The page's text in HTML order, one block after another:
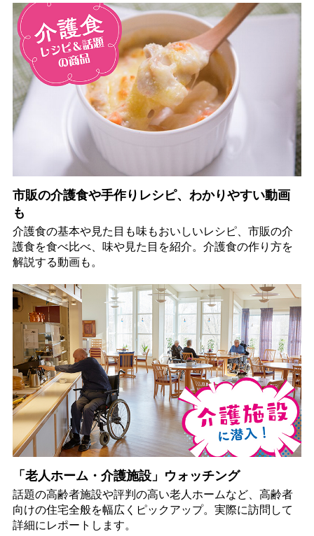
市販の介護食や手作りレシピ、わかりやすい動画
も
介護食の基本や見た目も味もおいしいレシピ、市販の介
護食を食べ比べ、味や見た目を紹介。介護食の作り方を
解説する動画も。
「老人ホーム・介護施設」ウォッチング
話題の高齢者施設や評判の高い老人ホームなど、高齢者
向けの住宅全般を幅広くピックアップ。実際に訪問して
詳細にレポートします。